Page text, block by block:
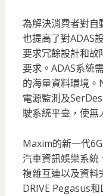
為解決消費者對自
也提高了對ADAS
要求冗餘設計和故
要求。ADAS系統
的海量資料環境
電源監測及
駛系統平臺，使無
Maxim的新一代
汽車資訊娛樂系統
複雜互連以及資料
DRIVE Pegasus